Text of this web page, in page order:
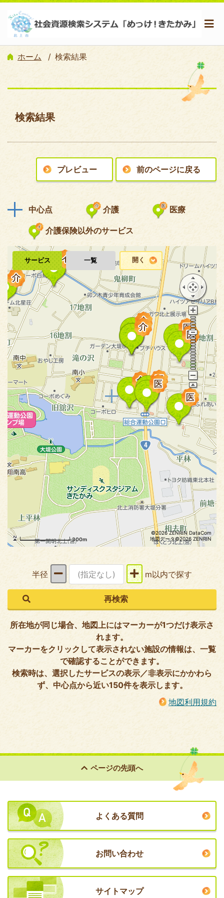
ホーム 検索結果
検索結果
プレビュー 前のページに戻る
中心点 介護 医療
介護保険以外のサービス
300m
サービス 一覧 開く
©2026 ZENRIN DataCom
地図データ©2026 ZENRIN
半径 m以内で探す
所在地が同じ場合、地図上にはマーカーが1つだけ表示さ
れます。
マーカーをクリックして表示されない施設の情報は、一覧
で確認することができます。
検索時は、選択したサービスの表示／非表示にかかわら
ず、中心点から近い150件を表示します。
地図利用規約
ページの先頭へ
よくある質問
お問い合わせ
サイトマップ